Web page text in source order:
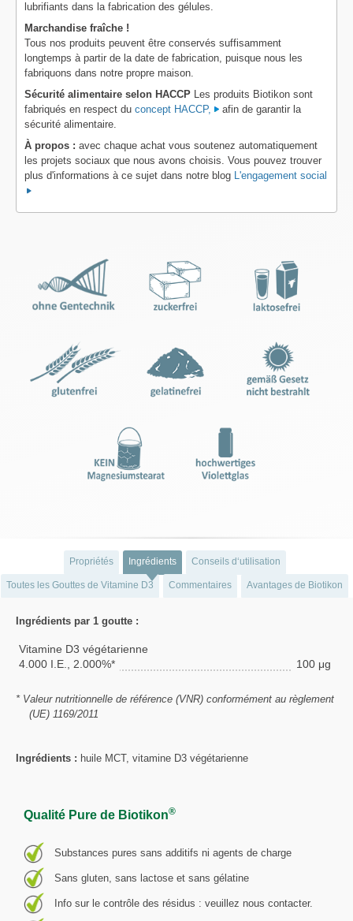
lubrifiants dans la fabrication des gélules.
Marchandise fraîche !
Tous nos produits peuvent être conservés suffisamment
longtemps à partir de la date de fabrication, puisque nous les
fabriquons dans notre propre maison.
Sécurité alimentaire selon HACCP Les produits Biotikon sont
fabriqués en respect du concept HACCP,
afin de garantir la
sécurité alimentaire.
À propos : avec chaque achat vous soutenez automatiquement
les projets sociaux que nous avons choisis. Vous pouvez trouver
plus d'informations à ce sujet dans notre blog
L'engagement social
Propriétés Ingrédients Conseils d‘utilisation
Toutes les Gouttes de Vitamine D3 Commentaires Avantages de Biotikon
Ingrédients par 1 goutte :
Vitamine D3 végétarienne
4.000 I.E., 2.000%*
100 μg
* Valeur nutritionnelle de référence (VNR) conformément au règlement
(UE) 1169/2011
Ingrédients : huile MCT, vitamine D3 végétarienne
Qualité Pure de Biotikon®
Substances pures sans additifs ni agents de charge
Sans gluten, sans lactose et sans gélatine
Info sur le contrôle des résidus : veuillez nous contacter.